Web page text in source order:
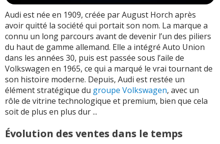
Audi est née en 1909, créée par August Horch après
avoir quitté la société qui portait son nom. La marque a
connu un long parcours avant de devenir l’un des piliers
du haut de gamme allemand. Elle a intégré Auto Union
dans les années 30, puis est passée sous l’aile de
Volkswagen en 1965, ce qui a marqué le vrai tournant de
son histoire moderne. Depuis, Audi est restée un
élément stratégique du groupe Volkswagen, avec un
rôle de vitrine technologique et premium, bien que cela
soit de plus en plus dur ...
Évolution des ventes dans le temps